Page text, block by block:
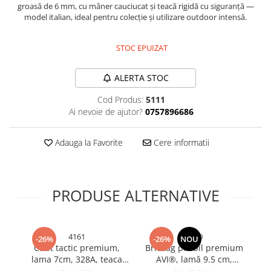
Bureti si lavete
Decoratiuni casa & sarbatori
Accesorii decorative
Iluminat & Electrice
Accesorii prelungitoare
Aplice fatada
Aplice si plafoniere
Becuri
groasă de 6 mm, cu mâner cauciucat și teacă rigidă cu siguranță —
model italian, ideal pentru colecție și utilizare outdoor intensă.
STOC EPUIZAT
ALERTA STOC
Cod Produs: 5111
Ai nevoie de ajutor? 0757896686
Adauga la Favorite Cere informatii
PRODUSE ALTERNATIVE
-26% 4161
Cutit tactic premium,
lama 7cm, 328A, teaca
-26% NOU
5110
Briceag pliabil premium
AVI®, lamă 9.5 cm,